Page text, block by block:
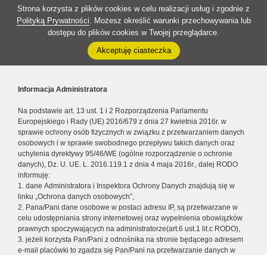
Strona korzysta z plików cookies w celu realizacji usług i zgodnie z
Polityką Prywatności. Możesz określić warunki przechowywania lub
dostępu do plików cookies w Twojej przeglądarce.
Akceptuję ciasteczka
Informacja Administratora
Na podstawie art. 13 ust. 1 i 2 Rozporządzenia Parlamentu
Europejskiego i Rady (UE) 2016/679 z dnia 27 kwietnia 2016r. w
sprawie ochrony osób fizycznych w związku z przetwarzaniem danych
osobowych i w sprawie swobodnego przepływu takich danych oraz
uchylenia dyrektywy 95/46/WE (ogólne rozporządzenie o ochronie
danych), Dz. U. UE. L. 2016.119.1 z dnia 4 maja 2016r., dalej RODO
informuję:
1. dane Administratora i Inspektora Ochrony Danych znajdują się w
linku „Ochrona danych osobowych”,
2. Pana/Pani dane osobowe w postaci adresu IP, są przetwarzane w
celu udostępniania strony internetowej oraz wypełnienia obowiązków
prawnych spoczywających na administratorze(art.6 ust.1 lit.c RODO),
3. jeżeli korzysta Pan/Pani z odnośnika na stronie będącego adresem
e-mail placówki to zgadza się Pan/Pani na przetwarzanie danych w